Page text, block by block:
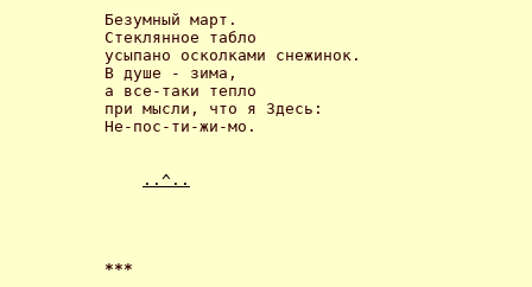
Безумный март.
Стеклянное табло
усыпано осколками снежинок.
В душе - зима,
а все-таки тепло
при мысли, что я Здесь:
Не-пос-ти-жи-мо.
..^..
***